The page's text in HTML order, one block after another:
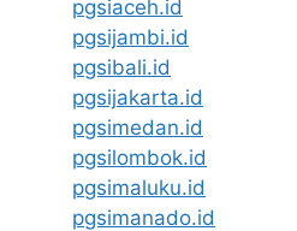
pgsiaceh.id
pgsijambi.id
pgsibali.id
pgsijakarta.id
pgsimedan.id
pgsilombok.id
pgsimaluku.id
pgsimanado.id